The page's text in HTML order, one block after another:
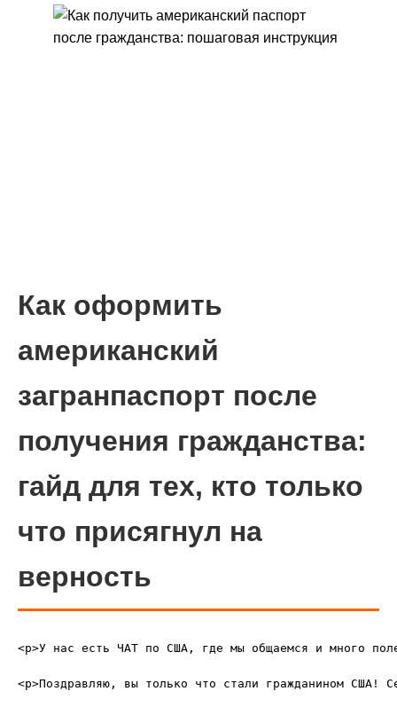
Как оформить
американский
загранпаспорт после
получения гражданства:
гайд для тех, кто только
что присягнул на
верность
<p>У нас есть ЧАТ по США, где мы общаемся и много
<p>Поздравляю, вы только что стали гражданином США!